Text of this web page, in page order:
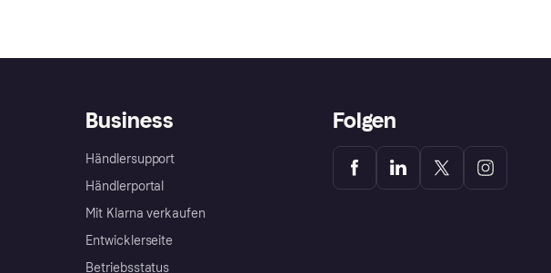
Business
Händlersupport
Händlerportal
Mit Klarna verkaufen
Entwicklerseite
Betriebsstatus
Folgen